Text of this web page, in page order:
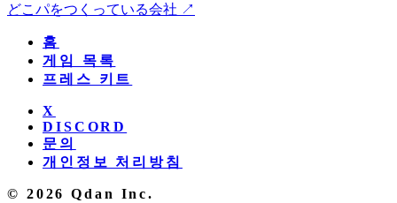
どこパをつくっている会社 ↗
홈
게임 목록
프레스 키트
X
DISCORD
문의
개인정보 처리방침
© 2026 Qdan Inc.